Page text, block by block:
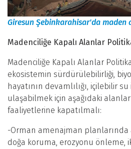
Giresun Şebinkarahisar'da maden
Madenciliğe Kapalı Alanlar
Madenciliğe Kapalı Alanlar
ekosistemin sürdürülebilirliği,
hayatının devamlılığı, içilebilir
ulaşabilmek için aşağıdaki
faaliyetlerine kapatılmalı:
-Orman amenajman planlarında
doğa koruma, erozyonu önleme,